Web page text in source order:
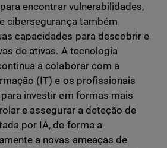
encontrar vulnerabilidades,
cibersegurança também
capacidades para descobrir e
de ativas. A tecnologia
a colaborar com a
(IT) e os profissionais
investir em formas mais
e assegurar a deteção de
por IA, de forma a
a novas ameaças de